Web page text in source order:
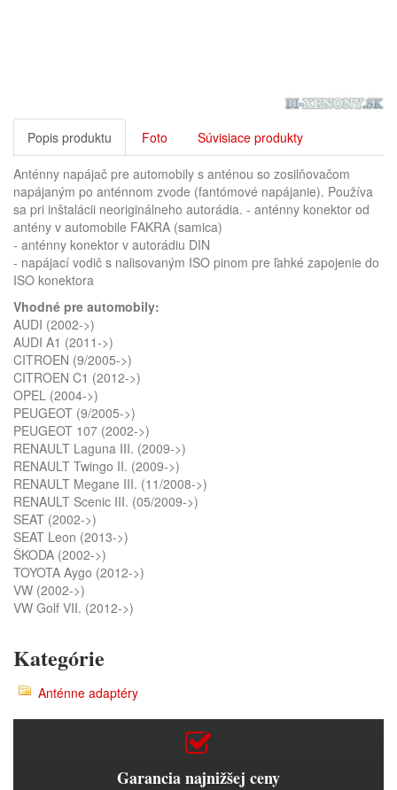
Popis produktu Foto Súvisiace produkty
Anténny napájač pre automobily s anténou so zosilňovačom
napájaným po anténnom zvode (fantómové napájanie). Používa
sa pri inštalácii neoriginálneho autorádia. - anténny konektor od
antény v automobile FAKRA (samica)
- anténny konektor v autorádiu DIN
- napájací vodič s nalisovaným ISO pinom pre ľahké zapojenie do
ISO konektora
Vhodné pre automobily:
AUDI (2002->)
AUDI A1 (2011->)
CITROEN (9/2005->)
CITROEN C1 (2012->)
OPEL (2004->)
PEUGEOT (9/2005->)
PEUGEOT 107 (2002->)
RENAULT Laguna III. (2009->)
RENAULT Twingo II. (2009->)
RENAULT Megane III. (11/2008->)
RENAULT Scenic III. (05/2009->)
SEAT (2002->)
SEAT Leon (2013->)
ŠKODA (2002->)
TOYOTA Aygo (2012->)
VW (2002->)
VW Golf VII. (2012->)
Kategórie
Anténne adaptéry
Garancia najnižšej ceny